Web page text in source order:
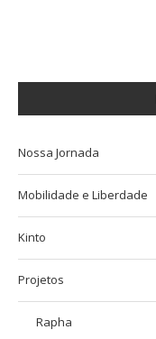
Nossa Jornada
Mobilidade e Liberdade
Kinto
Projetos
Rapha